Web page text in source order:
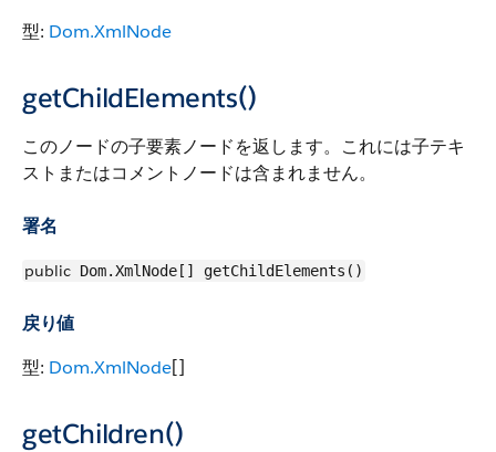
型: Dom.XmlNode
getChildElements()
このノードの子要素ノードを返します。これには子テキ
ストまたはコメントノードは含まれません。
署名
public Dom.XmlNode[] getChildElements()
戻り値
型: Dom.XmlNode[]
getChildren()